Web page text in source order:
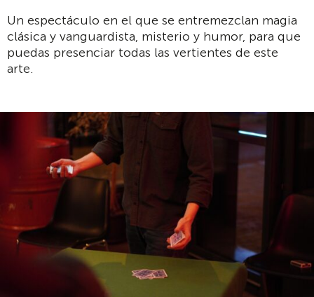
Un espectáculo en el que se entremezclan magia
clásica y vanguardista, misterio y humor, para que
puedas presenciar todas las vertientes de este
arte.